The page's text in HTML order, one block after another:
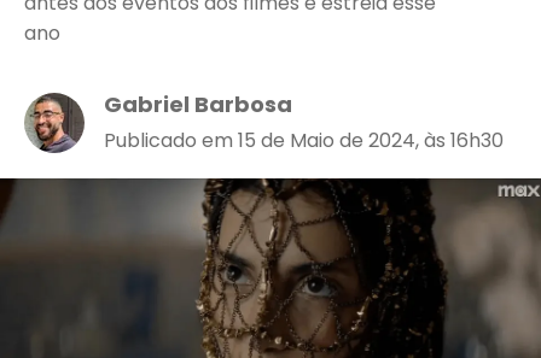
ano
Gabriel Barbosa
Publicado em 15 de Maio de 2024, às 16h30